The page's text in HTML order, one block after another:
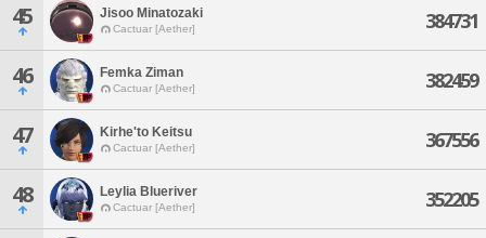
45 Jisoo Minatozaki
Cactuar [Aether] 384731
46 Femka Ziman
Cactuar [Aether] 382459
47 Kirhe'to Keitsu
Cactuar [Aether] 367556
48 Leylia Blueriver
Cactuar [Aether] 352205